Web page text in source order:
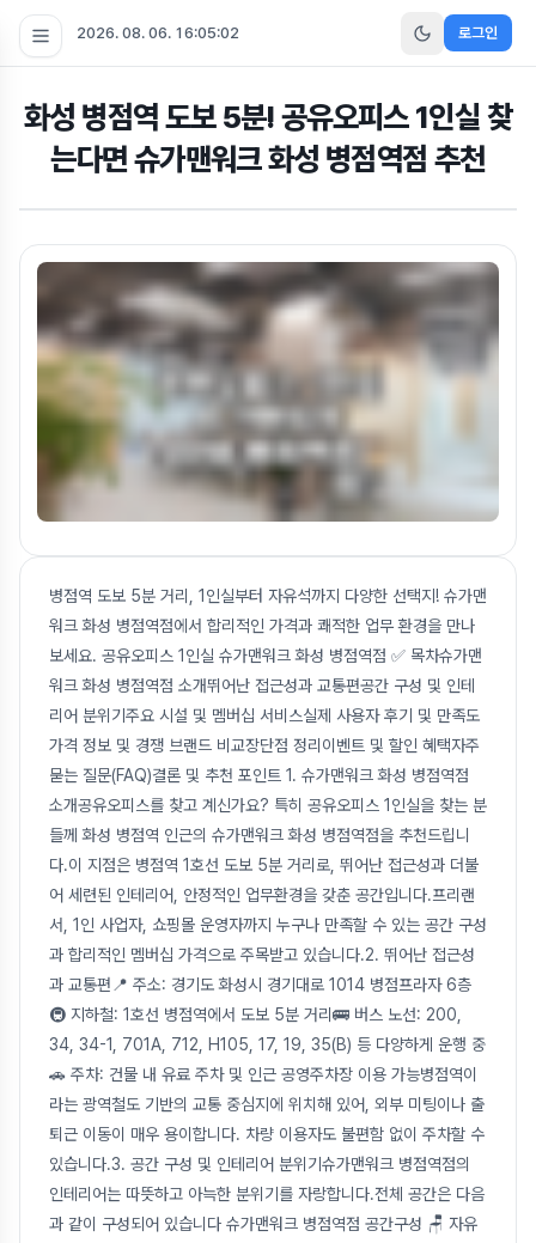
2026. 08. 06. 16:05:04 로그인
화성 병점역 도보 5분! 공유오피스 1인실 찾
는다면 슈가맨워크 화성 병점역점 추천
병점역 도보 5분 거리, 1인실부터 자유석까지 다양한 선택지! 슈가맨
워크 화성 병점역점에서 합리적인 가격과 쾌적한 업무 환경을 만나
보세요. 공유오피스 1인실 슈가맨워크 화성 병점역점 ✅ 목차슈가맨
워크 화성 병점역점 소개뛰어난 접근성과 교통편공간 구성 및 인테
리어 분위기주요 시설 및 멤버십 서비스실제 사용자 후기 및 만족도
가격 정보 및 경쟁 브랜드 비교장단점 정리이벤트 및 할인 혜택자주
묻는 질문(FAQ)결론 및 추천 포인트 1. 슈가맨워크 화성 병점역점
소개공유오피스를 찾고 계신가요? 특히 공유오피스 1인실을 찾는 분
들께 화성 병점역 인근의 슈가맨워크 화성 병점역점을 추천드립니
다.이 지점은 병점역 1호선 도보 5분 거리로, 뛰어난 접근성과 더불
어 세련된 인테리어, 안정적인 업무환경을 갖춘 공간입니다.프리랜
서, 1인 사업자, 쇼핑몰 운영자까지 누구나 만족할 수 있는 공간 구성
과 합리적인 멤버십 가격으로 주목받고 있습니다.2. 뛰어난 접근성
과 교통편📍 주소: 경기도 화성시 경기대로 1014 병점프라자 6층
🚇 지하철: 1호선 병점역에서 도보 5분 거리🚌 버스 노선: 200,
34, 34-1, 701A, 712, H105, 17, 19, 35(B) 등 다양하게 운행 중
🚗 주차: 건물 내 유료 주차 및 인근 공영주차장 이용 가능병점역이
라는 광역철도 기반의 교통 중심지에 위치해 있어, 외부 미팅이나 출
퇴근 이동이 매우 용이합니다. 차량 이용자도 불편함 없이 주차할 수
있습니다.3. 공간 구성 및 인테리어 분위기슈가맨워크 병점역점의
인테리어는 따뜻하고 아늑한 분위기를 자랑합니다.전체 공간은 다음
과 같이 구성되어 있습니다 슈가맨워크 병점역점 공간구성 🪑 자유